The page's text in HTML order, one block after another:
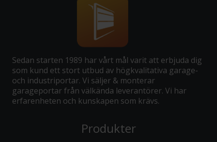
Sedan starten 1989 har vårt mål varit att erbjuda dig
som kund ett stort utbud av högkvalitativa garage-
och industriportar. Vi säljer & monterar
garageportar från välkända leverantörer. Vi har
erfarenheten och kunskapen som krävs.
Produkter